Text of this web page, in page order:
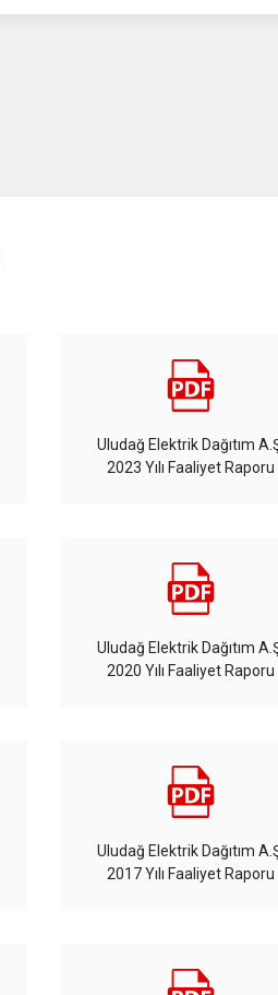
Uludağ Elektrik Dağıtım
2023 Yılı Faaliyet Raporu
Uludağ Elektrik Dağıtım
2020 Yılı Faaliyet Raporu
Uludağ Elektrik Dağıtım
2017 Yılı Faaliyet Raporu